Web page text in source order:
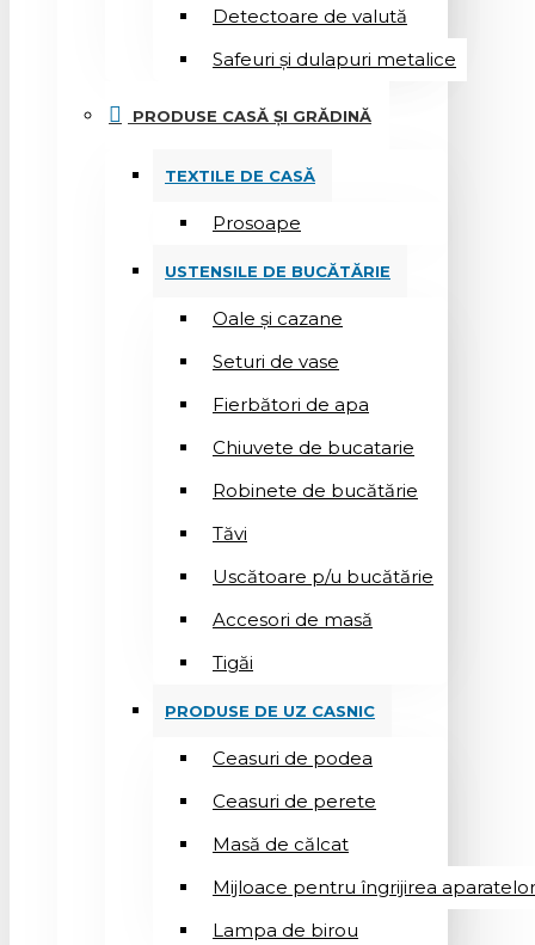
Detectoare de valută
Safeuri și dulapuri metalice
PRODUSE CASĂ ȘI GRĂDINĂ
TEXTILE DE CASĂ
Prosoape
USTENSILE DE BUCĂTĂRIE
Oale și cazane
Seturi de vase
Fierbători de apa
Chiuvete de bucatarie
Robinete de bucătărie
Tăvi
Uscătoare p/u bucătărie
Accesori de masă
Tigăi
PRODUSE DE UZ CASNIC
Ceasuri de podea
Ceasuri de perete
Masă de călcat
Mijloace pentru îngrijirea
Lampa de birou